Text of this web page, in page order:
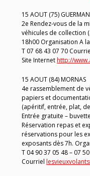
15 AOUT (75)
2e Rendez-vous de la
véhicules de collection
18h00 Organisation A
T 07 68 43 07 70
Site Internethttp://
15 AOUT (84) MORNAS
4e rassemblement de
papiers et
(apéritif, entrée, plat,
Entrée gratuite –
Réservation repas et
réservations pour les
exposants dès 7h.
T 04 90 37 05 48 – 07
Courriel